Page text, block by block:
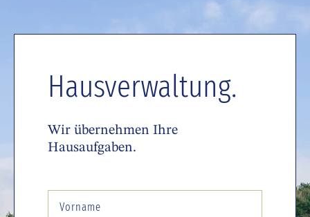
Hausverwaltung.
Wir übernehmen Ihre
Hausaufgaben.